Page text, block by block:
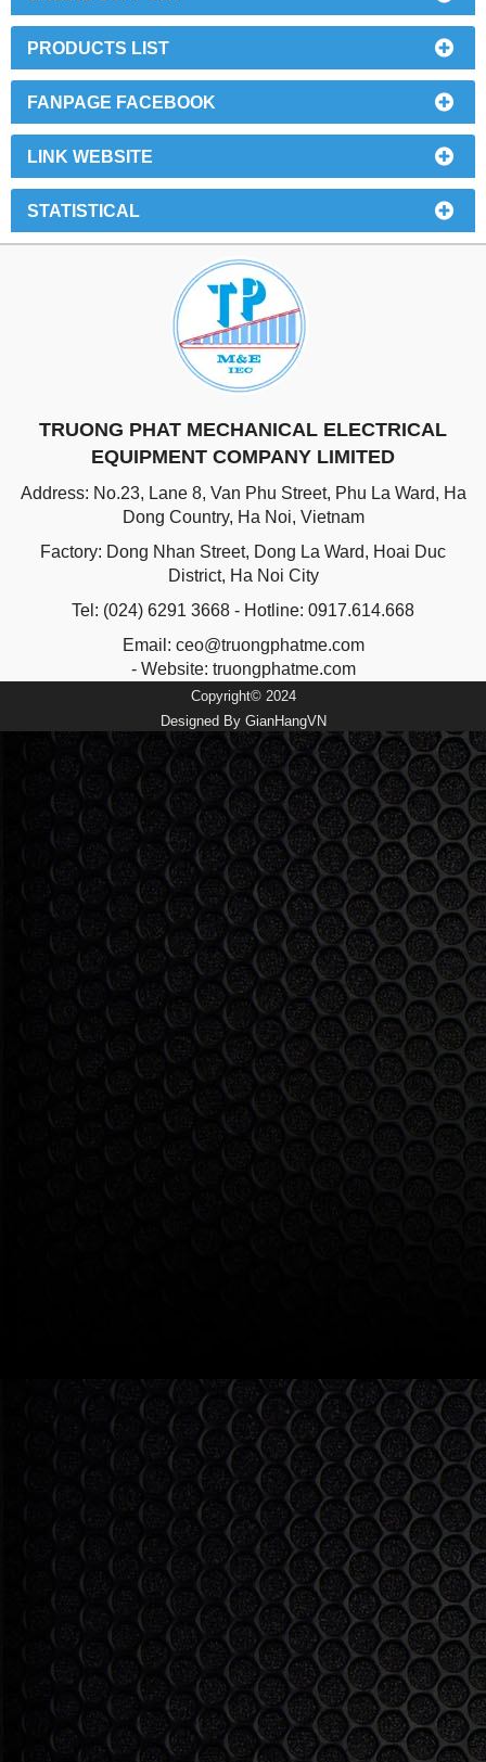
PRODUCTS LIST
FANPAGE FACEBOOK
LINK WEBSITE
STATISTICAL
TRUONG PHAT MECHANICAL ELECTRICAL
EQUIPMENT COMPANY LIMITED
Address: No.23, Lane 8, Van Phu Street, Phu La Ward, Ha
Dong Country, Ha Noi, Vietnam
Factory: Dong Nhan Street, Dong La Ward, Hoai Duc
District, Ha Noi City
Tel: (024) 6291 3668 - Hotline: 0917.614.668
Email: ceo@truongphatme.com
- Website: truongphatme.com
Copyright© 2024
Designed By GianHangVN